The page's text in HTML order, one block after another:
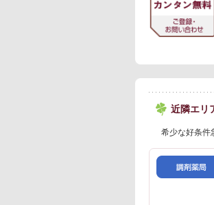
近隣エリ
希少な好条件